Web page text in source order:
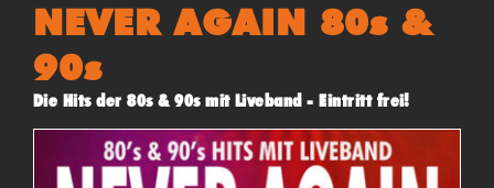
NEVER AGAIN 80s &
90s
Die Hits der 80s & 90s mit Liveband - Eintritt frei!